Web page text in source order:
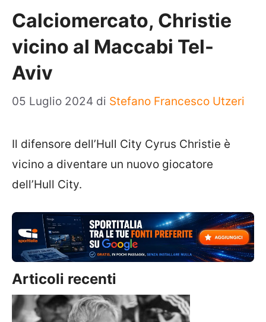
Calciomercato, Christie
vicino al Maccabi Tel-
Aviv
05 Luglio 2024 di Stefano Francesco Utzeri
Il difensore dell’Hull City Cyrus Christie è
vicino a diventare un nuovo giocatore
dell’Hull City.
Articoli recenti